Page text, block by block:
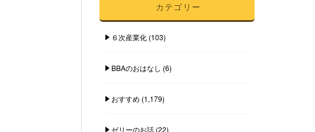
カテゴリー
６次産業化(103)
BBAのおはなし (6)
おすすめ (1,179)
ゼリーのお話(22)